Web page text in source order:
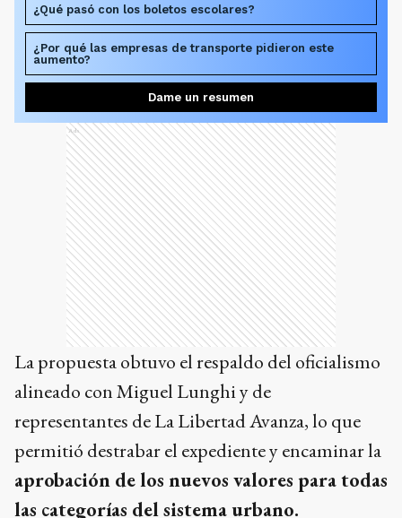
¿Qué pasó con los boletos escolares?
¿Por qué las empresas de transporte pidieron este
aumento?
Dame un resumen
Ads
La propuesta obtuvo el respaldo del oficialismo
alineado con Miguel Lunghi y de
representantes de La Libertad Avanza, lo que
permitió destrabar el expediente y encaminar la
aprobación de los nuevos valores para todas
las categorías del sistema urbano.